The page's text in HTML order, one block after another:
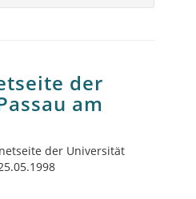
der
am
der Universität